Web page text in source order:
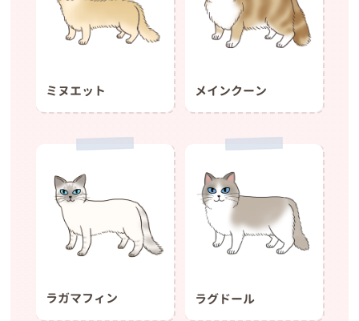
ミヌエット メインクーン
ラガマフィン ラグドール